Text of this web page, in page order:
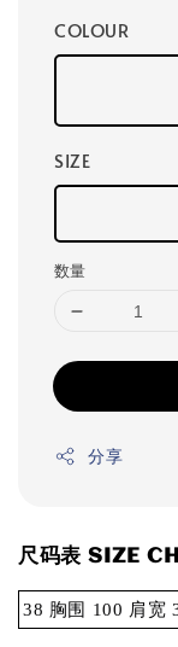
COLOUR
SIZE
数量
分享
尺码表 SIZE
38 胸围 100 肩宽